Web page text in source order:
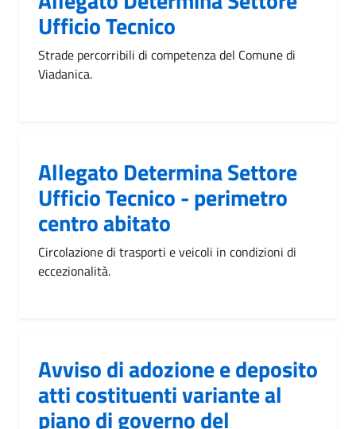
Ufficio Tecnico
Strade percorribili di competenza del Comune di
Viadanica.
Allegato Determina Settore
Ufficio Tecnico - perimetro
centro abitato
Circolazione di trasporti e veicoli in condizioni di
eccezionalità.
Avviso di adozione e deposito
atti costituenti variante al
piano di governo del